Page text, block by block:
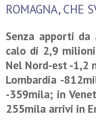
ROMAGNA, CHE
Senza apporti
calo di 2,9
Nel Nord-est -1,2
Lombardia -
-359mila; in
255mila arrivi in